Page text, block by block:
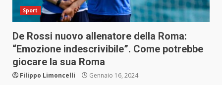
Sport
De Rossi nuovo allenatore della Roma:
“Emozione indescrivibile”. Come potrebbe
giocare la sua Roma
Filippo Limoncelli Gennaio 16, 2024